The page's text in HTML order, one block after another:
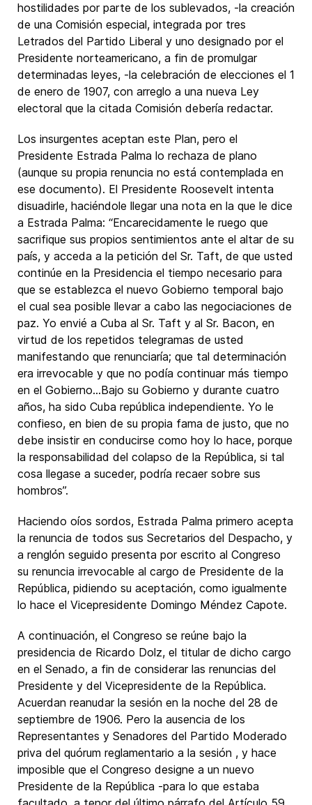
hostilidades por parte de los sublevados, -la creación
de una Comisión especial, integrada por tres
Letrados del Partido Liberal y uno designado por el
Presidente norteamericano, a fin de promulgar
determinadas leyes, -la celebración de elecciones el 1
de enero de 1907, con arreglo a una nueva Ley
electoral que la citada Comisión debería redactar.
Los insurgentes aceptan este Plan, pero el
Presidente Estrada Palma lo rechaza de plano
(aunque su propia renuncia no está contemplada en
ese documento). El Presidente Roosevelt intenta
disuadirle, haciéndole llegar una nota en la que le dice
a Estrada Palma: “Encarecidamente le ruego que
sacrifique sus propios sentimientos ante el altar de su
país, y acceda a la petición del Sr. Taft, de que usted
continúe en la Presidencia el tiempo necesario para
que se establezca el nuevo Gobierno temporal bajo
el cual sea posible llevar a cabo las negociaciones de
paz. Yo envié a Cuba al Sr. Taft y al Sr. Bacon, en
virtud de los repetidos telegramas de usted
manifestando que renunciaría; que tal determinación
era irrevocable y que no podía continuar más tiempo
en el Gobierno…Bajo su Gobierno y durante cuatro
años, ha sido Cuba república independiente. Yo le
confieso, en bien de su propia fama de justo, que no
debe insistir en conducirse como hoy lo hace, porque
la responsabilidad del colapso de la República, si tal
cosa llegase a suceder, podría recaer sobre sus
hombros”.
Haciendo oíos sordos, Estrada Palma primero acepta
la renuncia de todos sus Secretarios del Despacho, y
a renglón seguido presenta por escrito al Congreso
su renuncia irrevocable al cargo de Presidente de la
República, pidiendo su aceptación, como igualmente
lo hace el Vicepresidente Domingo Méndez Capote.
A continuación, el Congreso se reúne bajo la
presidencia de Ricardo Dolz, el titular de dicho cargo
en el Senado, a fin de considerar las renuncias del
Presidente y del Vicepresidente de la República.
Acuerdan reanudar la sesión en la noche del 28 de
septiembre de 1906. Pero la ausencia de los
Representantes y Senadores del Partido Moderado
priva del quórum reglamentario a la sesión , y hace
imposible que el Congreso designe a un nuevo
Presidente de la República -para lo que estaba